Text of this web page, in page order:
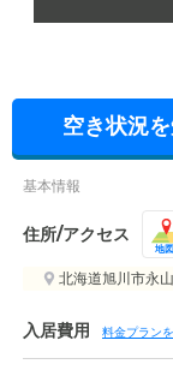
空き状況
基本情報
住所/アクセス
地図
北海道旭川市永
入居費用 料金プラン